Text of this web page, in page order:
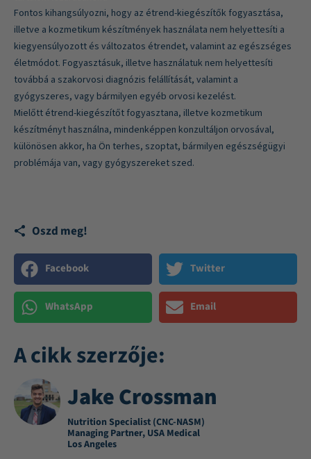
Fontos kihangsúlyozni, hogy az étrend-kiegészítők fogyasztása,
illetve a kozmetikum készítmények használata nem helyettesíti a
kiegyensúlyozott és változatos étrendet, valamint az egészséges
életmódot. Fogyasztásuk, illetve használatuk nem helyettesíti
továbbá a szakorvosi diagnózis felállítását, valamint a
gyógyszeres, vagy bármilyen egyéb orvosi kezelést.
Mielőtt étrend-kiegészítőt fogyasztana, illetve kozmetikum
készítményt használna, mindenképpen konzultáljon orvosával,
különösen akkor, ha Ön terhes, szoptat, bármilyen egészségügyi
problémája van, vagy gyógyszereket szed.
Oszd meg!
Facebook Twitter
WhatsApp Email
A cikk szerzője:
Jake Crossman
Nutrition Specialist (CNC-NASM)
Managing Partner, USA Medical
Los Angeles